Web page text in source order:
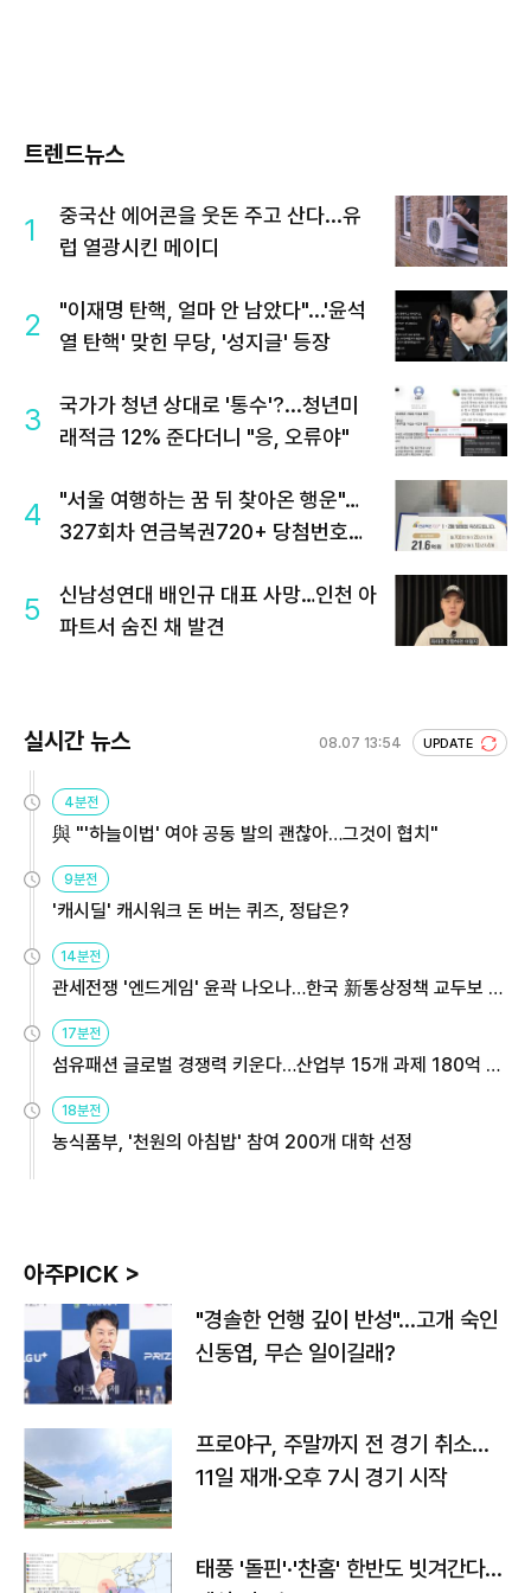
트렌드뉴스
1
중국산 에어콘을 웃돈 주고 산다...유
럽 열광시킨 메이디
2
"이재명 탄핵, 얼마 안 남았다"...'윤석
열 탄핵' 맞힌 무당, '성지글' 등장
3
국가가 청년 상대로 '통수'?...청년미
래적금 12% 준다더니 "응, 오류야"
4
"서울 여행하는 꿈 뒤 찾아온 행운"…
327회차 연금복권720+ 당첨번호조
5
신남성연대 배인규 대표 사망…인천 아
파트서 숨진 채 발견
실시간 뉴스 08.07 13:54 UPDATE
4분전
與 "'하늘이법' 여야 공동 발의 괜찮아…그것이 협치"
9분전
'캐시딜' 캐시워크 돈 버는 퀴즈, 정답은?
14분전
관세전쟁 '엔드게임' 윤곽 나오나…한국 新통상정책 교두보 활
17분전
섬유패션 글로벌 경쟁력 키운다…산업부 15개 과제 180억 지
18분전
농식품부, '천원의 아침밥' 참여 200개 대학 선정
아주PICK >
"경솔한 언행 깊이 반성"…고개 숙인
신동엽, 무슨 일이길래?
프로야구, 주말까지 전 경기 취소…
11일 재개·오후 7시 경기 시작
태풍 '돌핀'·'찬홈' 한반도 빗겨간다…